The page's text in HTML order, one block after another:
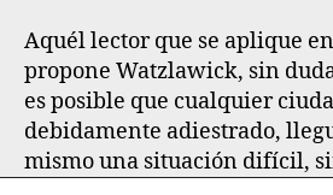
Aquél lector que se aplique
propone Watzlawick, sin
es posible que cualquier
debidamente adiestrado,
mismo una situación difícil,